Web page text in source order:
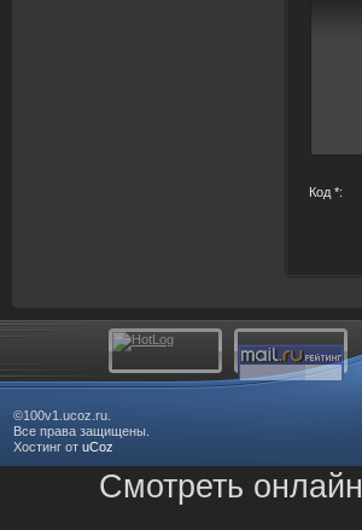
Код *:
©100v1.ucoz.ru.
Все права защищены.
Хостинг от uCoz
Смотреть онлайн